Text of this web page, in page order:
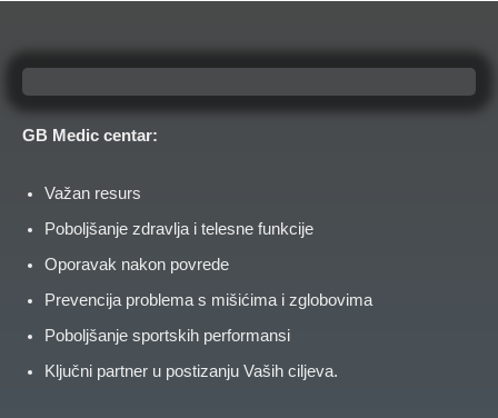
GB Medic centar:
Važan resurs
Poboljšanje zdravlja i telesne funkcije
Oporavak nakon povrede
Prevencija problema s mišićima i zglobovima
Poboljšanje sportskih performansi
Ključni partner u postizanju Vaših ciljeva.